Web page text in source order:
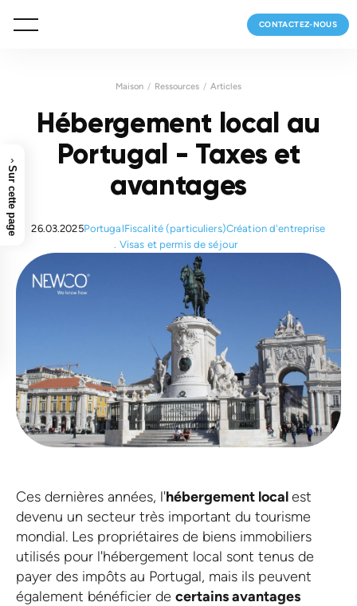
CONTACTEZ-NOUS
Maison Ressources Articles
Hébergement local au
Portugal - Taxes et
avantages
26.03.2025PortugalFiscalité (particuliers)Création d'entreprise
Visas et permis de séjour
Ces dernières années, l'hébergement localest
devenu un secteur très important du tourisme
mondial. Les propriétaires de biens immobiliers
utilisés pour l'hébergement local sont tenus de
payer des impôts au Portugal, mais ils peuvent
également bénéficier de certains avantages
›
Sur cette page